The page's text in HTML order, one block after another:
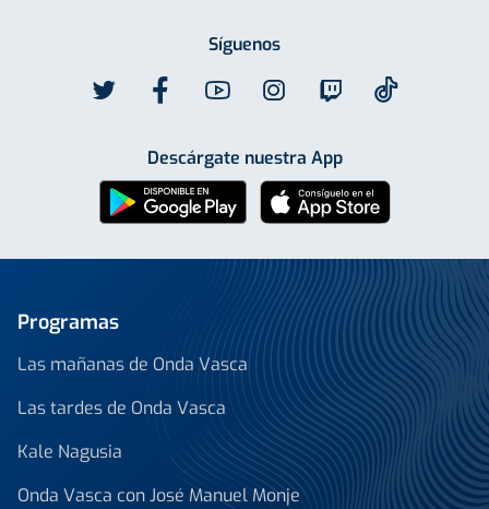
Síguenos
Descárgate nuestra App
Programas
Las mañanas de Onda Vasca
Las tardes de Onda Vasca
Kale Nagusia
Onda Vasca con José Manuel Monje